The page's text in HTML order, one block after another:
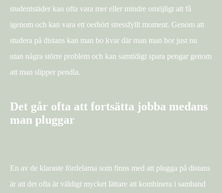
studentstäder kan ofta vara mer eller mindre omöjligt att få
igenom och kan vara ett oerhört stressfyllt moment. Genom att
studera på distans kan man bo kvar där man man bor just nu
utan några större problem och kan samtidigt spara pengar genom
att man slipper pendla.
Det går ofta att fortsätta jobba medans
man pluggar
En av de klaraste fördelarna som finns med att plugga på distans
är att det ofta är väldigt mycket lättare att kombinera i samband